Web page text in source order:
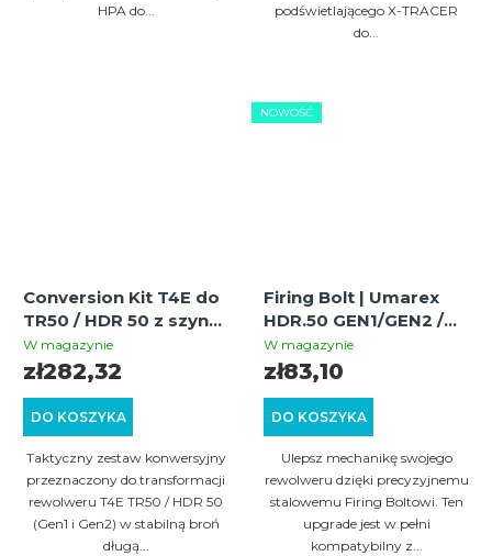
HPA do...
podświetlającego X-TRACER
do...
Conversion Kit T4E do
TR50 / HDR 50 z szyną
RIS, M-LOK i gwintem
W magazynie
DO KOSZYKA
zł282,32
Taktyczny zestaw konwersyjny
przeznaczony do transformacji
rewolweru T4E TR50 / HDR 50
(Gen1 i Gen2) w stabilną broń
długą...
NOWOŚĆ
Firing Bolt | Umarex
HDR.50 GEN1/GEN2 /
HDR.50-L | Zwiększenie
i Optymalizacja Mocy
W magazynie
DO KOSZYKA
zł83,10
Ulepsz mechanikę swojego
rewolweru dzięki precyzyjnemu
stalowemu Firing Boltowi. Ten
upgrade jest w pełni
kompatybilny z...